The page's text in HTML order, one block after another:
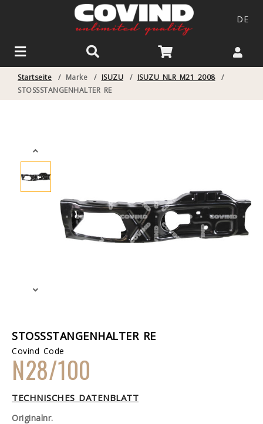
DE
Startseite / Marke / ISUZU / ISUZU NLR M21 2008
/
STOSSSTANGENHALTER RE
STOSSSTANGENHALTER RE
Covind Code
N28/100
TECHNISCHES DATENBLATT
Originalnr.